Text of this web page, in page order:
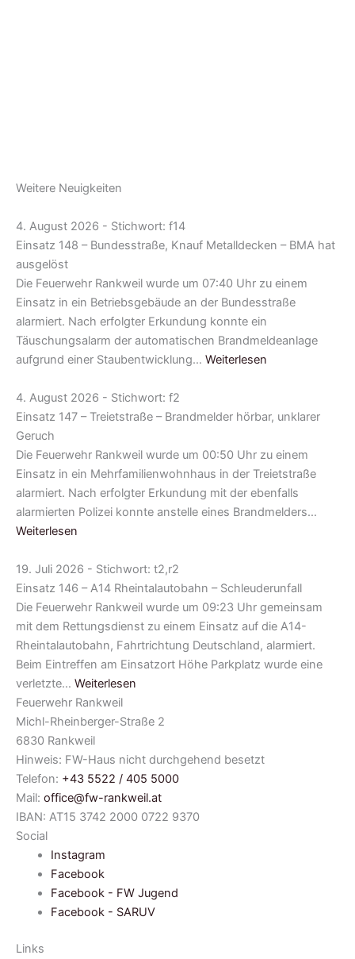
Weitere Neuigkeiten
4. August 2026 - Stichwort: f14
Einsatz 148 – Bundesstraße, Knauf Metalldecken – BMA hat
ausgelöst
Die Feuerwehr Rankweil wurde um 07:40 Uhr zu einem
Einsatz in ein Betriebsgebäude an der Bundesstraße
alarmiert. Nach erfolgter Erkundung konnte ein
Täuschungsalarm der automatischen Brandmeldeanlage
aufgrund einer Staubentwicklung… Weiterlesen
4. August 2026 - Stichwort: f2
Einsatz 147 – Treietstraße – Brandmelder hörbar, unklarer
Geruch
Die Feuerwehr Rankweil wurde um 00:50 Uhr zu einem
Einsatz in ein Mehrfamilienwohnhaus in der Treietstraße
alarmiert. Nach erfolgter Erkundung mit der ebenfalls
alarmierten Polizei konnte anstelle eines Brandmelders…
Weiterlesen
19. Juli 2026 - Stichwort: t2,r2
Einsatz 146 – A14 Rheintalautobahn – Schleuderunfall
Die Feuerwehr Rankweil wurde um 09:23 Uhr gemeinsam
mit dem Rettungsdienst zu einem Einsatz auf die A14-
Rheintalautobahn, Fahrtrichtung Deutschland, alarmiert.
Beim Eintreffen am Einsatzort Höhe Parkplatz wurde eine
verletzte… Weiterlesen
Feuerwehr Rankweil
Michl-Rheinberger-Straße 2
6830 Rankweil
Hinweis: FW-Haus nicht durchgehend besetzt
Telefon: +43 5522 / 405 5000
Mail: office@fw-rankweil.at
IBAN: AT15 3742 2000 0722 9370
Social
Instagram
Facebook
Facebook - FW Jugend
Facebook - SARUV
Links